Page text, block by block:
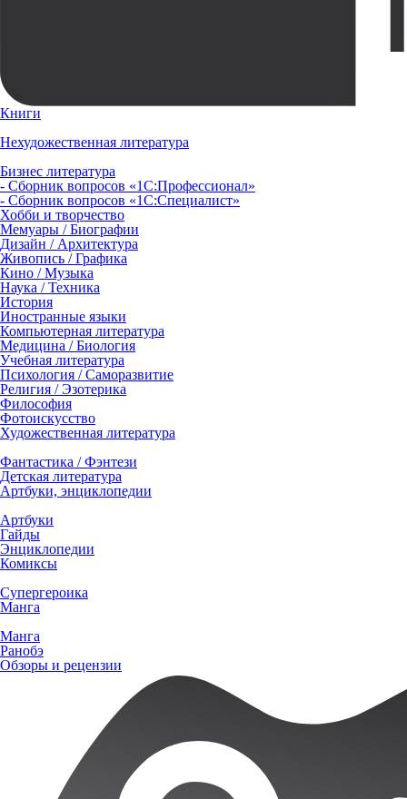
Книги
Нехудожественная литература
Бизнес литература
- Сборник вопросов «1С:Профессионал»
- Сборник вопросов «1С:Специалист»
Хобби и творчество
Мемуары / Биографии
Дизайн / Архитектура
Живопись / Графика
Кино / Музыка
Наука / Техника
История
Иностранные языки
Компьютерная литература
Медицина / Биология
Учебная литература
Психология / Саморазвитие
Религия / Эзотерика
Философия
Фотоискусство
Художественная литература
Фантастика / Фэнтези
Детская литература
Артбуки, энциклопедии
Артбуки
Гайды
Энциклопедии
Комиксы
Супергероика
Манга
Манга
Ранобэ
Обзоры и рецензии